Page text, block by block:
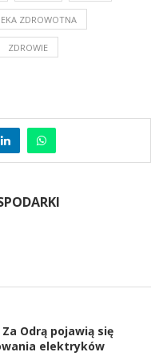
ZDROWOTNA
ZDROWIE
Odrą pojawią się
elektryków